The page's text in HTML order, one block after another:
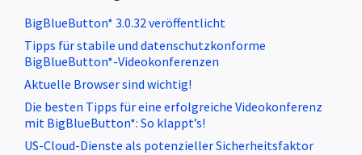
BigBlueButton* 3.0.32 veröffentlicht
Tipps für stabile und datenschutzkonforme
BigBlueButton*-Videokonferenzen
Aktuelle Browser sind wichtig!
Die besten Tipps für eine erfolgreiche Videokonferenz
mit BigBlueButton*: So klappt’s!
US-Cloud-Dienste als potenzieller Sicherheitsfaktor